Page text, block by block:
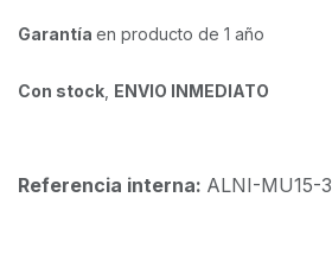
Garantía en producto de 1 año
Con stock ENVIO INMEDIATO
Referencia interna: ALNI-MU15-3